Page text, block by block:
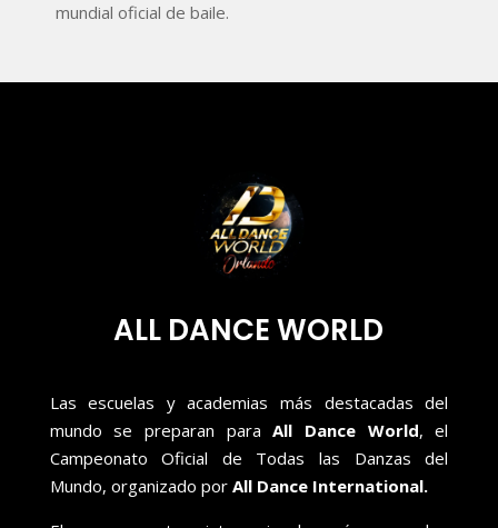
mundial oficial de baile.
ALL DANCE WORLD
Las escuelas y academias más destacadas del
mundo se preparan paraAll Dance World, el
Campeonato Oficial de Todas las Danzas del
Mundo, organizado por All Dance International.